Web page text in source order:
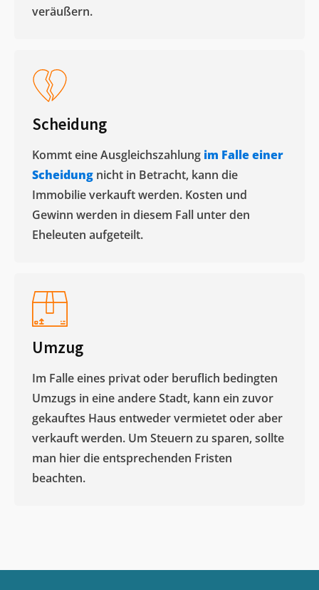
veräußern. ​
Scheidung
Kommt eine Ausgleichszahlung im Falle einer
Scheidung nicht in Betracht, kann die
Immobilie verkauft werden. Kosten und
Gewinn werden in diesem Fall unter den
Eheleuten aufgeteilt.​
Umzug
Im Falle eines privat oder beruflich bedingten
Umzugs in eine andere Stadt, kann ein zuvor
gekauftes Haus entweder vermietet oder aber
verkauft werden. Um Steuern zu sparen, sollte
man hier die entsprechenden Fristen
beachten.